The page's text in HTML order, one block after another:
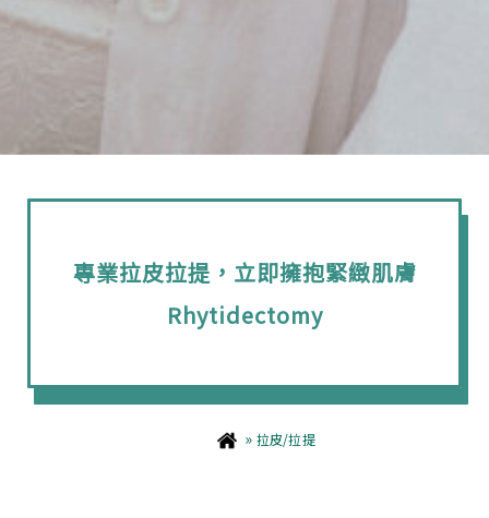
專業拉皮拉提，立即擁抱緊緻肌膚
Rhytidectomy
» 拉皮/拉提